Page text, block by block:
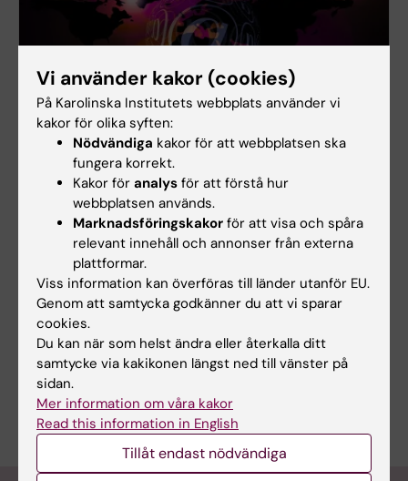
Nyhetsbrev - arkiv
Här hittar du våra tidigare nyhetsbrev med
information om kurser, aktiviteter och annan nyttig
information.
Vi använder kakor (cookies)
På Karolinska Institutets webbplats använder vi
kakor för olika syften:
Nödvändiga kakor för att webbplatsen ska
fungera korrekt.
Kakor för analys för att förstå hur
webbplatsen används.
Marknadsföringskakor för att visa och spåra
relevant innehåll och annonser från externa
plattformar.
Viss information kan överföras till länder utanför EU.
Genom att samtycka godkänner du att vi sparar
cookies.
Du kan när som helst ändra eller återkalla ditt
samtycke via kakikonen längst ned till vänster på
sidan.
Mer information om våra kakor
Read this information in English
Tillåt endast nödvändiga